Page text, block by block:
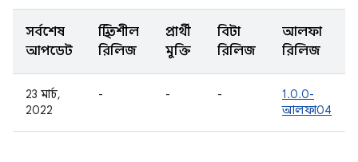
সর্বশেষ
আপডেট
স্থিতিশীল
রিলিজ
প্রার্থী
মুক্তি
বিটা
রিলিজ
আলফা
রিলিজ
23 মার্চ,
2022
- - -
1.0.0-
আলফা04